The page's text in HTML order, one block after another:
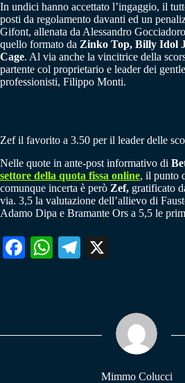
In undici hanno accettato l’ingaggio, il
posti da regolamento davanti ed un
Gifont, allenata da Alessandro
quello formato da Zinko Top, Billy Idol
Cage. Al via anche la vincitrice della
partente col proprietario e leader dei
professionisti, Filippo Monti.
Zef il favorito a 3.50 per il leader delle
Nelle quote in ante-post informativo di
settore della quota fissa online, il punto
comunque incerta è però Zef, gratificato
via. 3,5 la valutazione dell’allievo di
Adamo Dipa e Bramante Ors a 5,5 le
Fa W
pp
Te
m
Mimmo Colucci